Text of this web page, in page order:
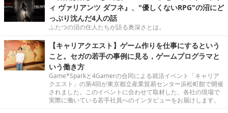
ィ ヴァリアンツ ダフネ』、"優しくないRPG"の沼にど
っぷり沈んだ4人の話
ふたつの沼の住人たちが語る奥深さとは。
【キャリアクエスト】ゲーム作りを仕事にするという
こと。セガの若手の事例に見る，ゲームプログラマと
いう働き方
Game*Sparkと4Gamerの合同による就活イベント「キャリア
クエスト」の第4回が東京都立産業貿易センター浜松町館で開催
されました。このイベントに合わせて取材した、各社の現場で
実際に働いている若手社員へのインタビューをお届けします。